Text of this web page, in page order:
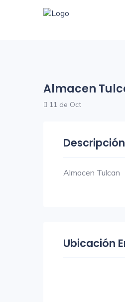
Almacen
11 de Oct
Descripción
Almacen Tulcan
Ubicación